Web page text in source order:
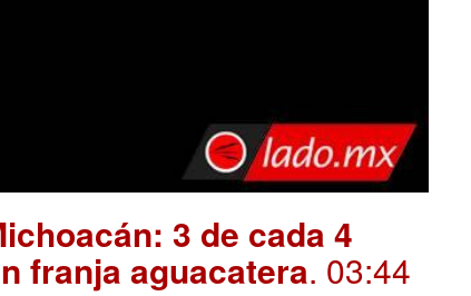
3 de cada 4
franja aguacatera. 03:44